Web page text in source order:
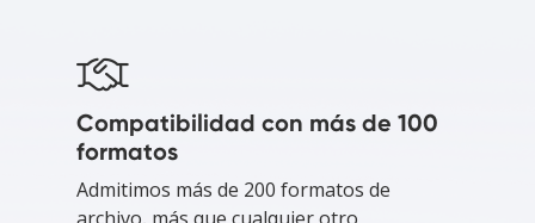
Compatibilidad con más de 100
formatos
Admitimos más de 200 formatos de
archivo, más que cualquier otro